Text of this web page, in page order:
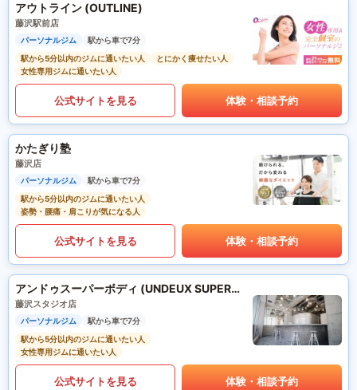
アウトライン (OUTLINE)
藤沢駅前店
パーソナルジム
駅から車で7分
駅から5分以内のジムに通いたい人
とにかく痩せたい人
女性専用ジムに通いたい人
公式サイトを見る 体験・相談予約
かたぎり塾
藤沢店
パーソナルジム
駅から車で7分
駅から5分以内のジムに通いたい人
姿勢・腰痛・肩こりが気になる人
公式サイトを見る 体験・相談予約
アンドゥスーパーボディ (UNDEUX SUPERBODY)
藤沢スタジオ店
パーソナルジム
駅から車で7分
駅から5分以内のジムに通いたい人
女性専用ジムに通いたい人
公式サイトを見る 体験・相談予約